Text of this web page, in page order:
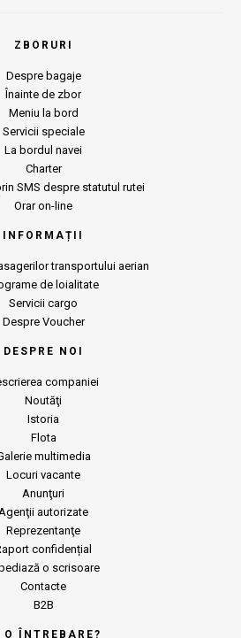
ZBORURI
Despre bagaje
Înainte de zbor
Meniu la bord
Servicii speciale
La bordul navei
Charter
SMS despre statutul rutei
Orar on-line
INFORMAȚII
transportului aerian
de loialitate
Servicii cargo
Despre Voucher
DESPRE NOI
companiei
Noutăţi
Istoria
Flota
multimedia
Locuri vacante
Anunţuri
autorizate
Reprezentanţe
confidențial
o scrisoare
Contacte
B2B
ÎNTREBARE?